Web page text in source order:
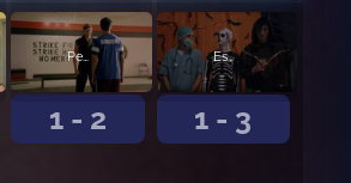
1 - 2
Pegar primero
1 - 3
Esqueleto